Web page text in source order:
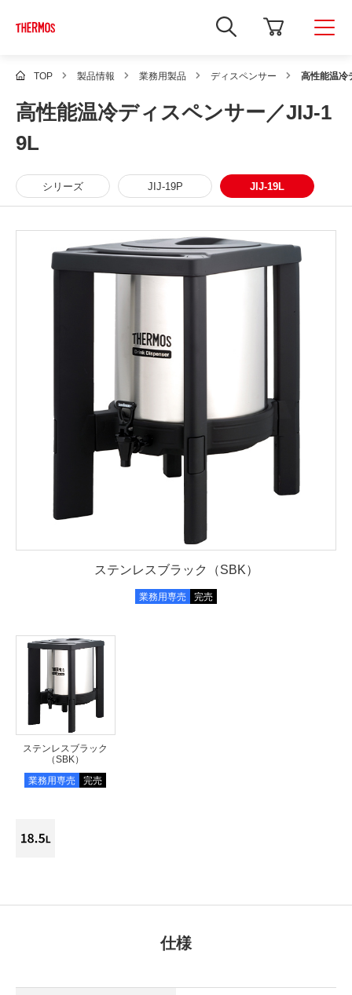
新
し
ィ
ン
ウ
ト
内
検
索
開
き
す
TOP 製品情報 業務用製品 ディスペンサー 高性能温冷
高性能温冷ディスペンサー／JIJ-1
9L
シリーズ JIJ-19P JIJ-19L
ステンレスブラック（SBK）
業務用専売 完売
ステンレスブラック
（SBK）
業務用専売
完売
仕様